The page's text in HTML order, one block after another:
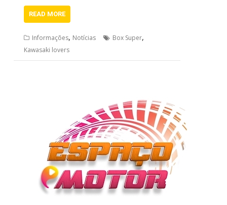
READ MORE
Informações, Notícias Box Super,
Kawasaki lovers